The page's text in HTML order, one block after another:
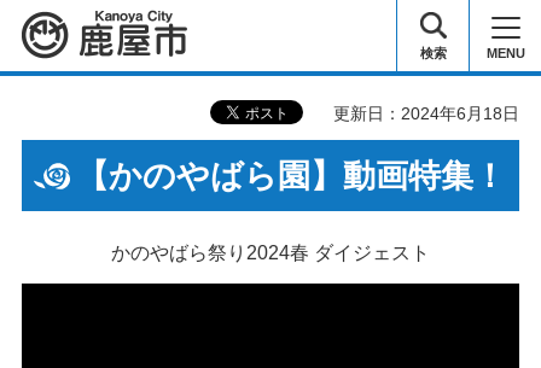
鹿屋市 検索 MENU
更新日：2024年6月18日
【かのやばら園】動画特集！
かのやばら祭り2024春 ダイジェスト